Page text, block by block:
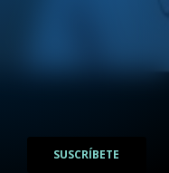
SUSCRÍBETE